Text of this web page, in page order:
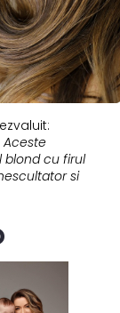
Aceste
cu firul
si